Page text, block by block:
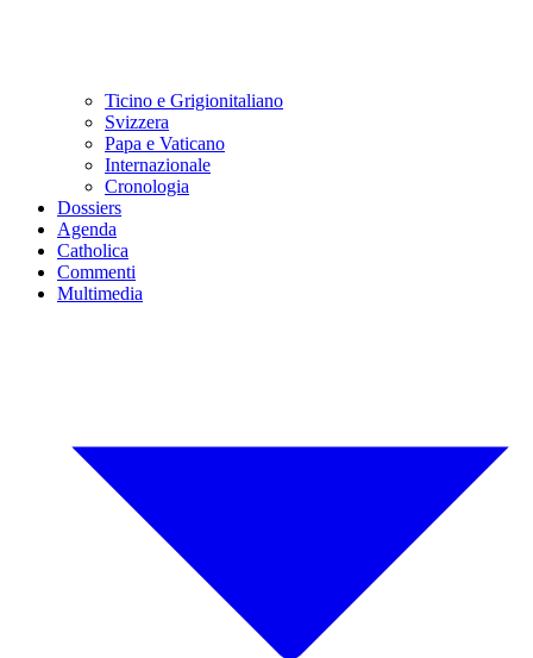
Ticino e Grigionitaliano
Svizzera
Papa e Vaticano
Internazionale
Cronologia
Dossiers
Agenda
Catholica
Commenti
Multimedia